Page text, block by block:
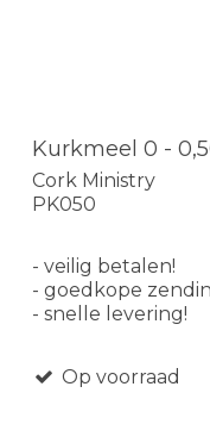
Kurkmeel 0 -
Cork Ministry
PK050
- veilig betalen!
- goedkope
- snelle levering!
Op voorraad